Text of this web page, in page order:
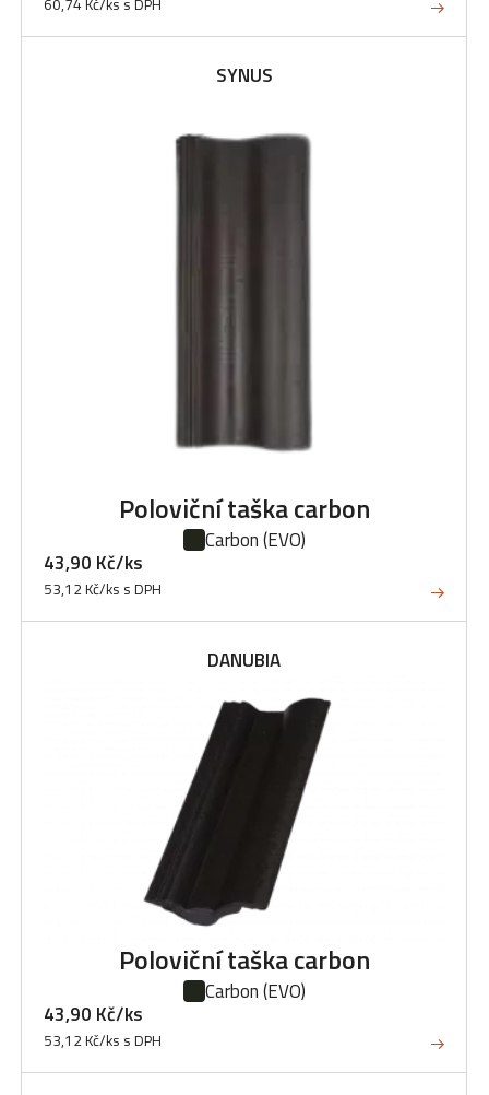
SYNUS
Poloviční taška carbon
Carbon(EVO)
43,90 Kč/ks
53,12 Kč/ks s DPH
DANUBIA
Poloviční taška carbon
Carbon(EVO)
43,90 Kč/ks
53,12 Kč/ks s DPH